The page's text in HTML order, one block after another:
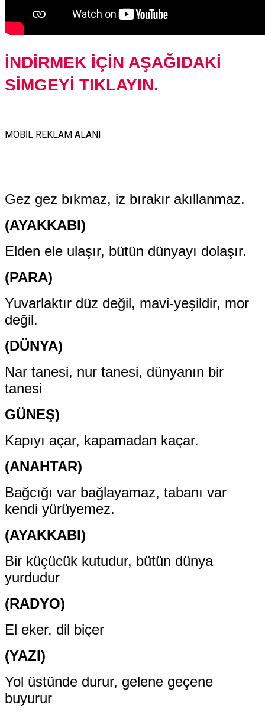
İNDİRMEK İÇİN AŞAĞIDAKİ
SİMGEYİ TIKLAYIN.
MOBİL REKLAM ALANI
Gez gez bıkmaz, iz bırakır akıllanmaz.
(AYAKKABI)
Elden ele ulaşır, bütün dünyayı dolaşır.
(PARA)
Yuvarlaktır düz değil, mavi-yeşildir, mor
değil.
(DÜNYA)
Nar tanesi, nur tanesi, dünyanın bir
tanesi
GÜNEŞ)
Kapıyı açar, kapamadan kaçar.
(ANAHTAR)
Bağcığı var bağlayamaz, tabanı var
kendi yürüyemez.
(AYAKKABI)
Bir küçücük kutudur, bütün dünya
yurdudur
(RADYO)
El eker, dil biçer
(YAZI)
Yol üstünde durur, gelene geçene
buyurur